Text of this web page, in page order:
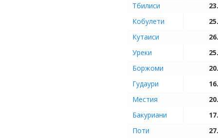
Тбилиси
Кобулети
Кутаиси
Уреки
Боржоми
Гудаури
Местия
Бакуриани
Поти